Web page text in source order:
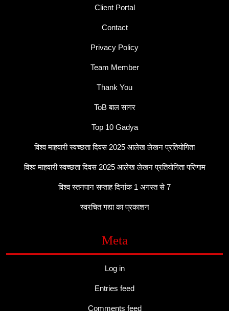
Client Portal
Contact
Privacy Policy
Team Member
Thank You
ToB बाल सागर
Top 10 Gadya
विश्व माहवारी स्वच्छता दिवस 2025 आलेख लेखन प्रतियोगिता
विश्व माहवारी स्वच्छता दिवस 2025 आलेख लेखन प्रतियोगिता परिणाम
विश्व स्तनपान सप्ताह दिनांक 1 अगस्त से 7
स्वरचित गद्या का प्रकाशन
Meta
Log in
Entries feed
Comments feed